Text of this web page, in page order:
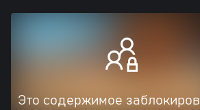
Это содержимое